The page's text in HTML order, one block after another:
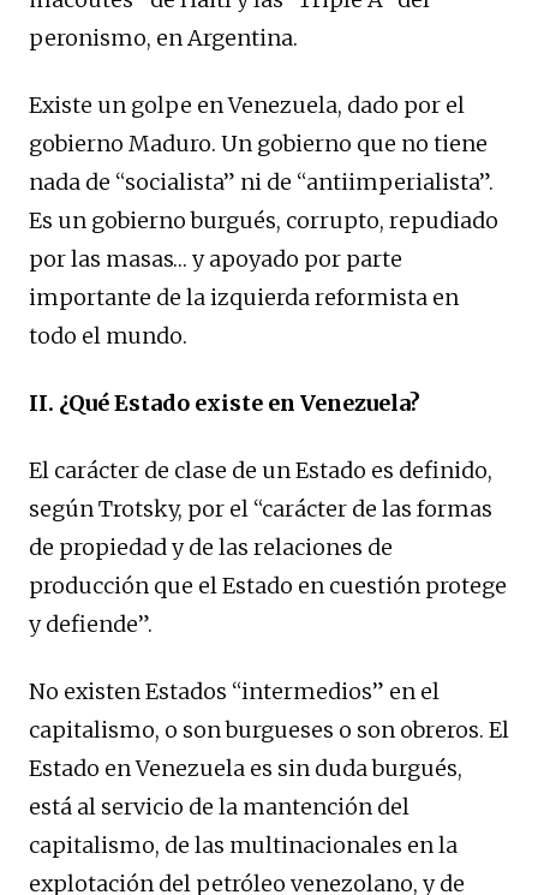
peronismo, en Argentina.
Existe un golpe en Venezuela, dado por el
gobierno Maduro. Un gobierno que no tiene
nada de “socialista” ni de “antiimperialista”.
Es un gobierno burgués, corrupto, repudiado
por las masas… y apoyado por parte
importante de la izquierda reformista en
todo el mundo.
II. ¿Qué Estado existe en Venezuela?
El carácter de clase de un Estado es definido,
según Trotsky, por el “carácter de las formas
de propiedad y de las relaciones de
producción que el Estado en cuestión protege
y defiende”.
No existen Estados “intermedios” en el
capitalismo, o son burgueses o son obreros. El
Estado en Venezuela es sin duda burgués,
está al servicio de la mantención del
capitalismo, de las multinacionales en la
explotación del petróleo venezolano, y de